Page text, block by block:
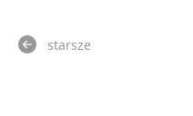
starsze